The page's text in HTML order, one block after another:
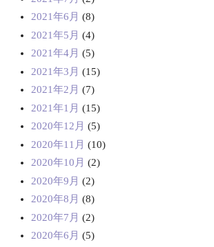
2021年6月 (8)
2021年5月 (4)
2021年4月 (5)
2021年3月 (15)
2021年2月 (7)
2021年1月 (15)
2020年12月 (5)
2020年11月 (10)
2020年10月 (2)
2020年9月 (2)
2020年8月 (8)
2020年7月 (2)
2020年6月 (5)